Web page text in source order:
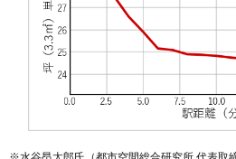
内郷内町 14万円
62 常磐白鳥町 14万円